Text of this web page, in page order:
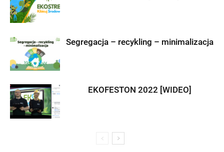
Segregacja – recykling – minimalizacja
EKOFESTON 2022 [WIDEO]